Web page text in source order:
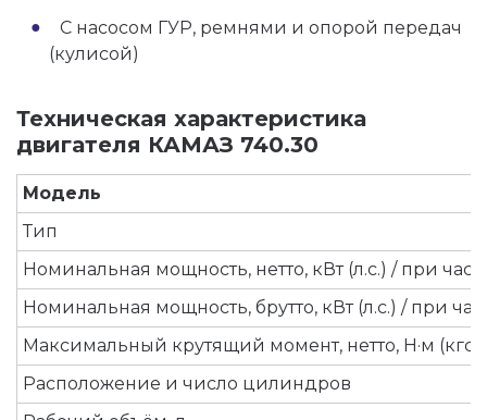
С насосом ГУР, ремнями и опорой передач
(кулисой)
Техническая характеристика
двигателя КАМАЗ 740.30
Модель
Тип
Номинальная мощность, нетто, кВт (л.с.) / при
Номинальная мощность, брутто, кВт (л.с.) / при
Максимальный крутящий момент, нетто, Н·м
Расположение и число цилиндров